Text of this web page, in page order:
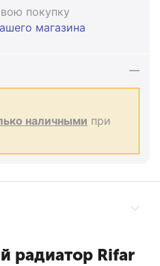
покупку
магазина
наличными при
радиатор Rifar